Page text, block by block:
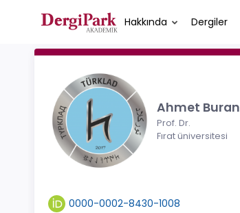
Hakkında Dergiler
Ahmet Buran
Prof. Dr.
Fırat üniversitesi
0000-0002-8430-1008